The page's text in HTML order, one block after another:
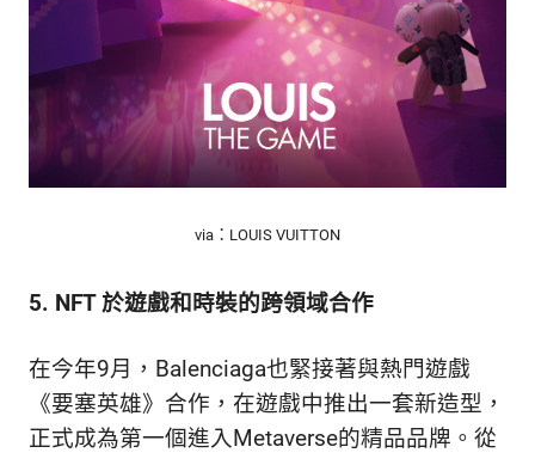
via：LOUIS VUITTON
5. NFT 於遊戲和時裝的跨領域合作
在今年9月，Balenciaga也緊接著與熱門遊戲
《要塞英雄》合作，在遊戲中推出一套新造型，
正式成為第一個進入Metaverse的精品品牌。從